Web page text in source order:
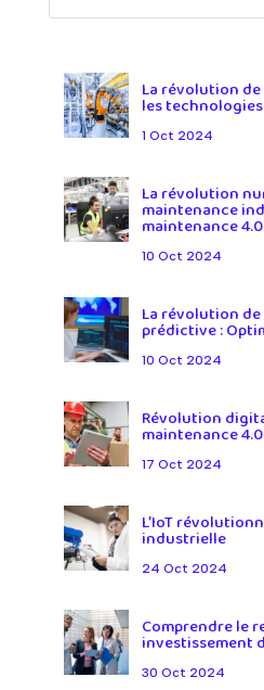
La révolution
les
1 Oct 2024
La révolution
maintenance
maintenance 4.0
10 Oct 2024
La révolution
prédictive :
10 Oct 2024
Révolution
maintenance
17 Oct 2024
L’IoT
industrielle
24 Oct 2024
Comprendre le
investissement
30 Oct 2024